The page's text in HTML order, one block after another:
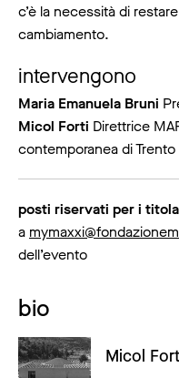
c’è la necessità di
cambiamento.
intervengono
Maria Emanuela Bruni
Micol Forti Direttrice
contemporanea di
posti riservati per i
a
dell’evento
bio
Micol